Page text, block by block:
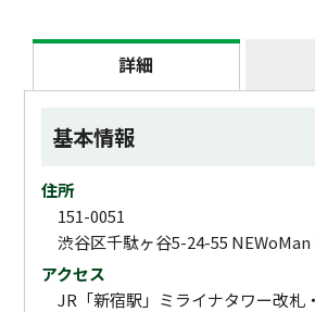
詳細
基本情報
住所
151-0051
渋谷区千駄ヶ谷5-24-55
アクセス
JR「新宿駅」ミライナタワー改札